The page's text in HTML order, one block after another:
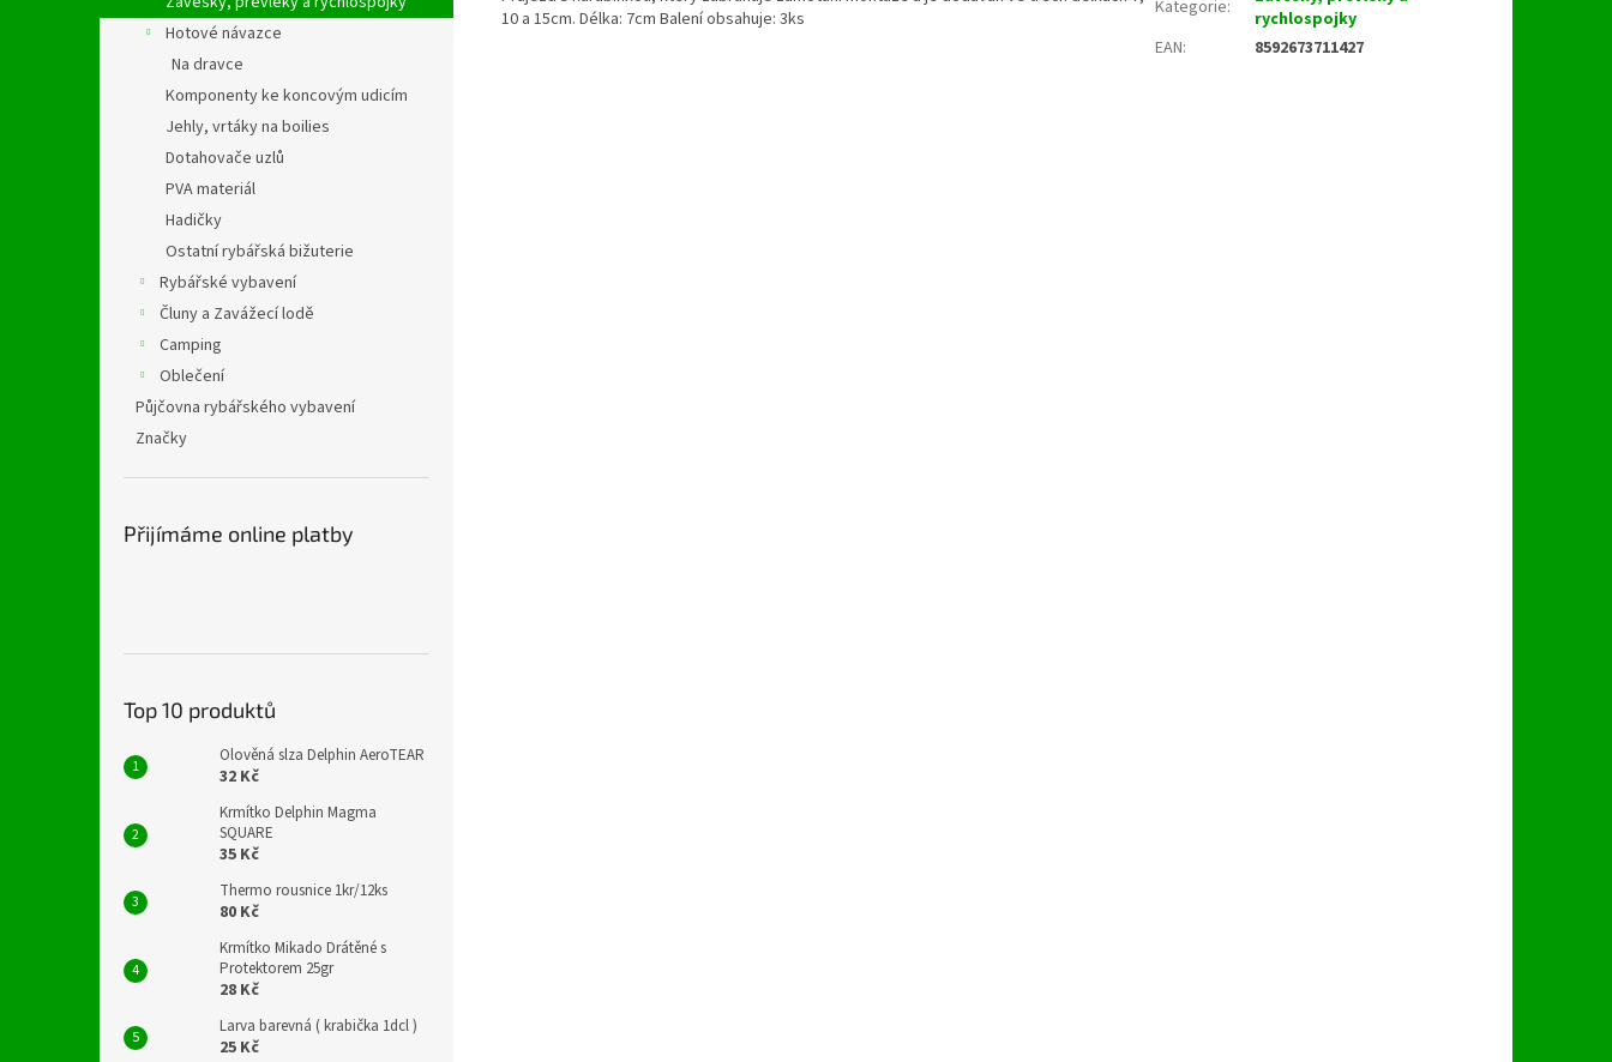
Hotové návazce
Na dravce
Komponenty ke koncovým udicím
Jehly, vrtáky na boilies
Dotahovače uzlů
PVA materiál
Hadičky
Ostatní rybářská bižuterie
Rybářské vybavení
Čluny a Zavážecí lodě
Camping
Oblečení
Půjčovna rybářského vybavení
Značky
Přijímáme online platby
Top 10 produktů
Olověná slza Delphin AeroTEAR
32 Kč
Krmítko Delphin Magma
SQUARE
35 Kč
Thermo rousnice 1kr/12ks
80 Kč
Krmítko Mikado Drátěné s
Protektorem 25gr
28 Kč
Larva barevná ( krabička 1dcl )
25 Kč
10 a 15cm. Délka: 7cm Balení obsahuje: 3ks
Kategorie:
rychlospojky
EAN: 8592673711427